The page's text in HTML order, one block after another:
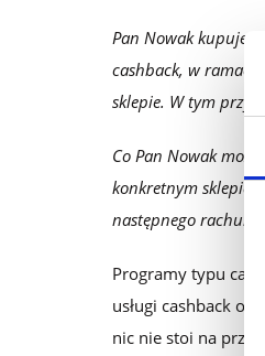
Pan Nowak kupuje
cashback, w ramach
sklepie. W tym
Co Pan Nowak
konkretnym sklepie
następnego
Programy typu
usługi cashback
nic nie stoi na